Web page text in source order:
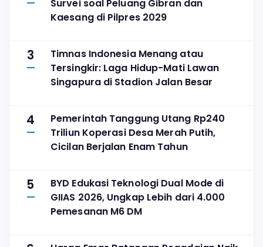
Survei soal Peluang Gibran dan
Kaesang di Pilpres 2029
3
Timnas Indonesia Menang atau
Tersingkir: Laga Hidup-Mati Lawan
Singapura di Stadion Jalan Besar
4
Pemerintah Tanggung Utang Rp240
Triliun Koperasi Desa Merah Putih,
Cicilan Berjalan Enam Tahun
5
BYD Edukasi Teknologi Dual Mode di
GIIAS 2026, Ungkap Lebih dari 4.000
Pemesanan M6 DM